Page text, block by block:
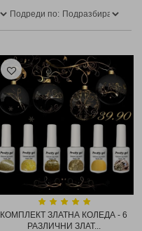
Подреди по:
КОМПЛЕКТ ЗЛАТНА КОЛЕДА - 6
РАЗЛИЧНИ ЗЛАТ...